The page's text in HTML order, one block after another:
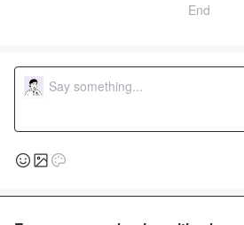
End